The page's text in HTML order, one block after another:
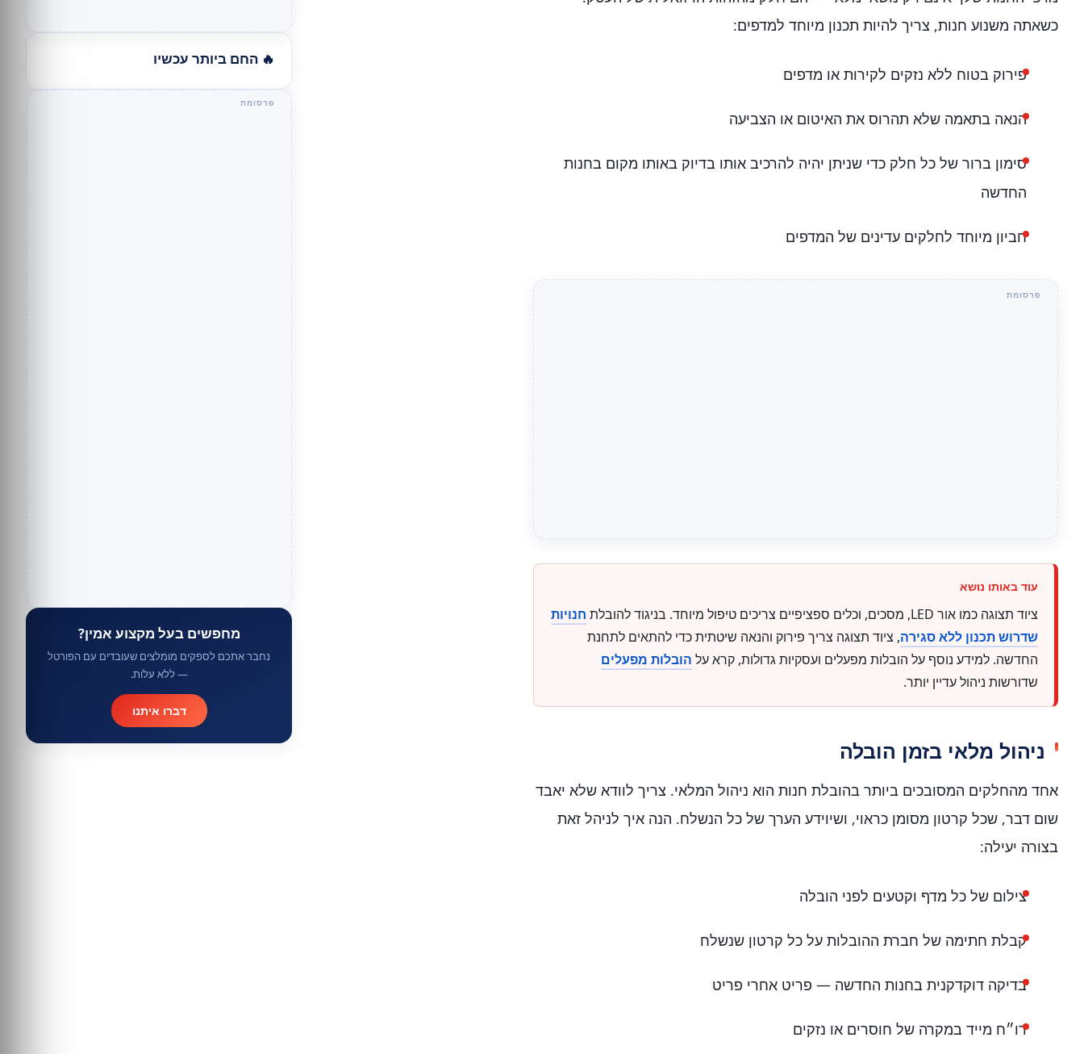
כשאתה משנוע חנות, צריך להיות תכנון מיוחד למדפים:
פירוק בטוח ללא נזקים לקירות או מדפים
הנאה בתאמה שלא תהרוס את האיטום או הצביעה
סימון ברור של כל חלק כדי שניתן יהיה להרכיב אותו בדיוק באותו מקום בחנות
החדשה
חביון מיוחד לחלקים עדינים של המדפים
ציוד תצוגה כמו אור LED, מסכים, וכלים ספציפיים צריכים טיפול מיוחד. בניגוד להובלת
חנויות
שדרוש תכנון ללא סגירה, ציוד תצוגה צריך פירוק והנאה שיטתית כדי להתאים לתחנת
החדשה. למידע נוסף על הובלות מפעלים ועסקיות גדולות, קרא על הובלות מפעלים
שדורשות ניהול עדיין יותר.
ניהול מלאי בזמן הובלה
אחד מהחלקים המסובכים ביותר בהובלת חנות הוא ניהול המלאי. צריך לוודא שלא יאבד
שום דבר, שכל קרטון מסומן כראוי, ושיוידע הערך של כל הנשלח. הנה איך לניהל זאת
בצורה יעילה:
צילום של כל מדף וקטעים לפני הובלה
קבלת חתימה של חברת ההובלות על כל קרטון שנשלח
בדיקה דוקדקנית בחנות החדשה — פריט אחרי פריט
דו״ח מייד במקרה של חוסרים או נזקים
🔥 החם ביותר עכשיו
מחפשים בעל מקצוע אמין?
נחבר אתכם לספקים מומלצים שעובדים עם הפורטל
— ללא עלות.
דברו איתנו